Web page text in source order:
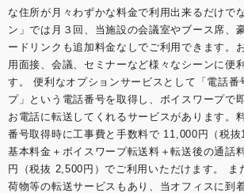
な住所が月々わずかな料金で利用出来るだけで
ン」では月３回、当施設の会議室やブース席、
ードリンクも追加料金なしでご利用できます。
用面接、会議、セミナーなど様々なシーンに便
す。 便利なオプションサービスとして「電話番
プ」という電話番号を取得し、ボイスワープで
お電話に転送してくれるサービスがあります。
番号取得時に工事費と手数料で 11,000円（税
基本料金＋ボイスワープ転送料＋転送後の通話
円（税抜 2,500円）でご利用いただけます。 ま
荷物等の転送サービスもあり、当オフィスに到